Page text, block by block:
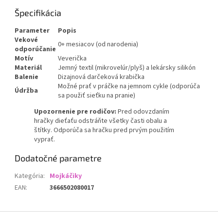
Špecifikácia
Parameter
Popis
Vekové
odporúčanie 0+ mesiacov (od narodenia)
Motív
Veverička
Materiál
Jemný textil (mikrovelúr/plyš) a lekársky silikón
Balenie
Dizajnová darčeková krabička
Údržba
Možné prať v práčke na jemnom cykle (odporúča
sa použiť sieťku na pranie)
Upozornenie pre rodičov: Pred odovzdaním
hračky dieťaťu odstráňte všetky časti obalu a
štítky. Odporúča sa hračku pred prvým použitím
vyprať.
Dodatočné parametre
Kategória: Mojkáčiky
EAN: 3666502080017